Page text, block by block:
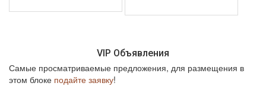
VIP Объявления
Самые просматриваемые предложения, для размещения в
этом блоке подайте заявку!